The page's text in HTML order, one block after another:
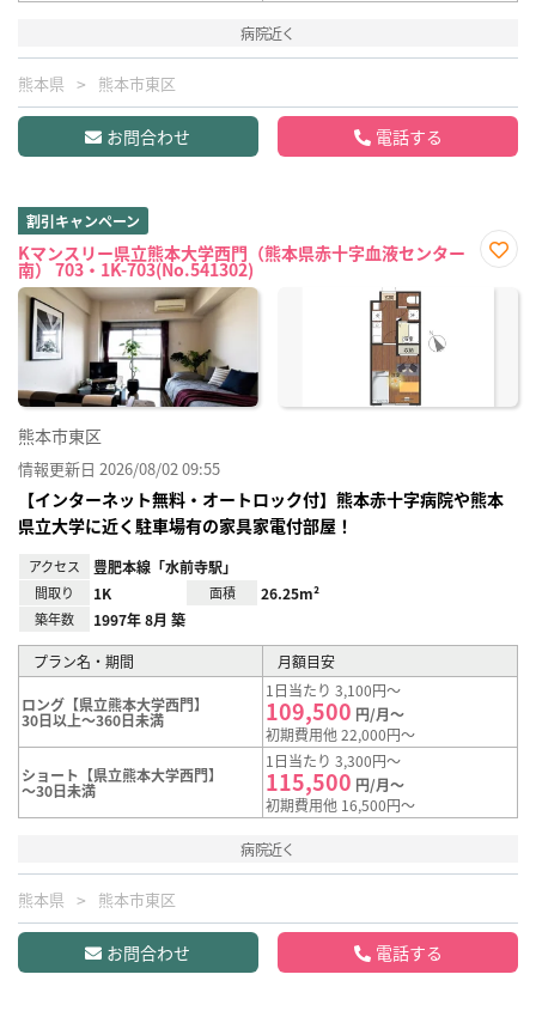
病院近く
熊本県 熊本市東区
お問合わせ 電話する
割引キャンペーン
Kマンスリー県立熊本大学西門（熊本県赤十字血液センター
南） 703・1K-703(No.541302)
に入
熊本市東区
情報更新日 2026/08/02 09:55
【インターネット無料・オートロック付】熊本赤十字病院や熊本
県立大学に近く駐車場有の家具家電付部屋！
アクセス 豊肥本線「水前寺駅」
間取り 1K 面積 26.25m²
築年数 1997年 8月 築
プラン名・期間 月額目安
ロング【県立熊本大学西門】
30日以上～360日未満
1日当たり 3,100円～
109,500 円/月～
初期費用他 22,000円～
ショート【県立熊本大学西門】
～30日未満
1日当たり 3,300円～
115,500 円/月～
初期費用他 16,500円～
病院近く
熊本県 熊本市東区
お問合わせ 電話する